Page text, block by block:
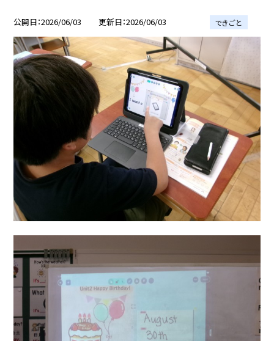
公開日 2026/06/03 更新日 2026/06/03 できごと